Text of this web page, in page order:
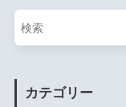
カテゴリー